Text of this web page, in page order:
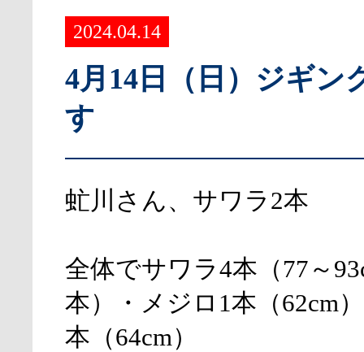
2024.04.14
4月14日（日）ジギン
す
虻川さん、サワラ2本
全体でサワラ4本（77～
本）・メジロ1本（62cm
本（64cm）